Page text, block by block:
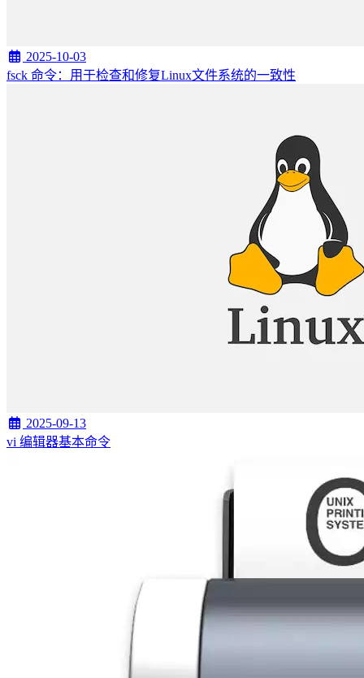
2025-10-03
fsck 命令：用于检查和修复Linux文件系统的一致性
2025-09-13
vi 编辑器基本命令